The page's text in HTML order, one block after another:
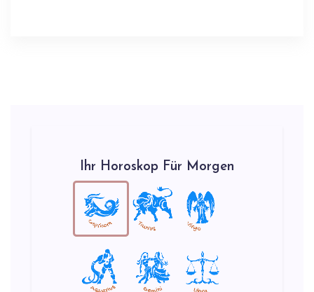
Ihr Horoskop Für Morgen